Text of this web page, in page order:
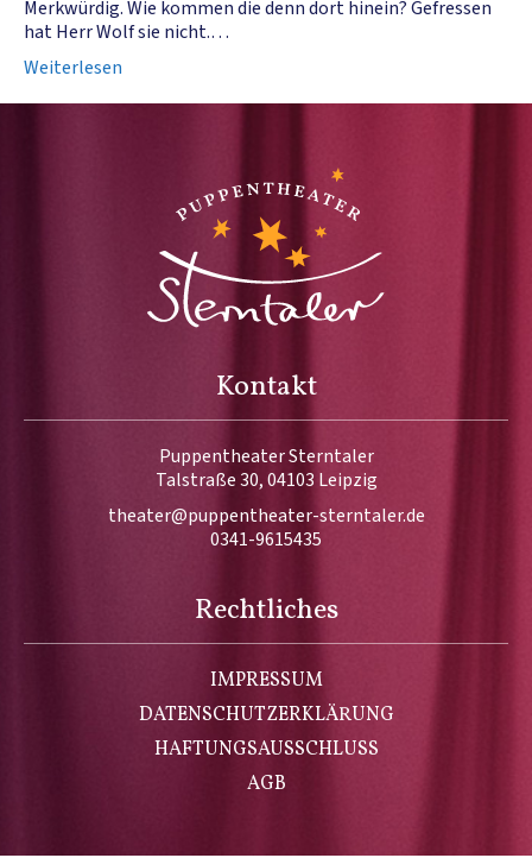
Merkwürdig. Wie kommen die denn dort hinein? Gefressen
hat Herr Wolf sie nicht.…
Weiterlesen
Kontakt
Puppentheater Sterntaler
Talstraße 30, 04103 Leipzig
theater@puppentheater-sterntaler.de
0341-9615435
Rechtliches
IMPRESSUM
DATENSCHUTZERKLÄRUNG
HAFTUNGSAUSSCHLUSS
AGB